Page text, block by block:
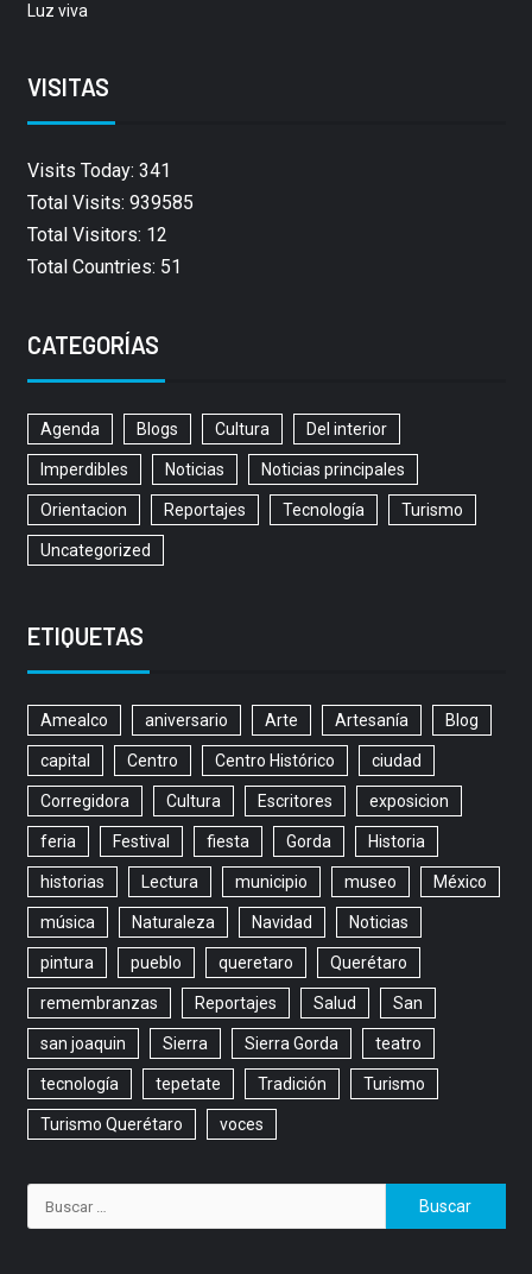
Luz viva
VISITAS
Visits Today: 341
Total Visits: 939585
Total Visitors: 12
Total Countries: 51
CATEGORÍAS
Agenda Blogs Cultura Del interior
Imperdibles Noticias Noticias principales
Orientacion Reportajes Tecnología Turismo
Uncategorized
ETIQUETAS
Amealco aniversario Arte Artesanía Blog
capital Centro Centro Histórico ciudad
Corregidora Cultura Escritores exposicion
feria Festival fiesta Gorda Historia
historias Lectura municipio museo México
música Naturaleza Navidad Noticias
pintura pueblo queretaro Querétaro
remembranzas Reportajes Salud San
san joaquin Sierra Sierra Gorda teatro
tecnología tepetate Tradición Turismo
Turismo Querétaro voces